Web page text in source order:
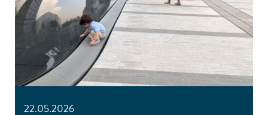
22.05.2026